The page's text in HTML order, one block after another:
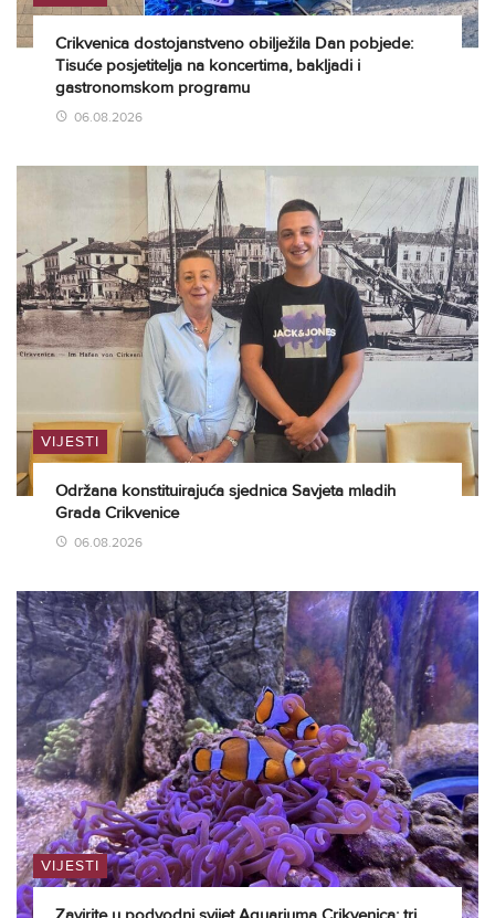
Crikvenica dostojanstveno obilježila Dan pobjede:
Tisuće posjetitelja na koncertima, bakljadi i
gastronomskom programu
06.08.2026
VIJESTI
Održana konstituirajuća sjednica Savjeta mladih
Grada Crikvenice
06.08.2026
VIJESTI